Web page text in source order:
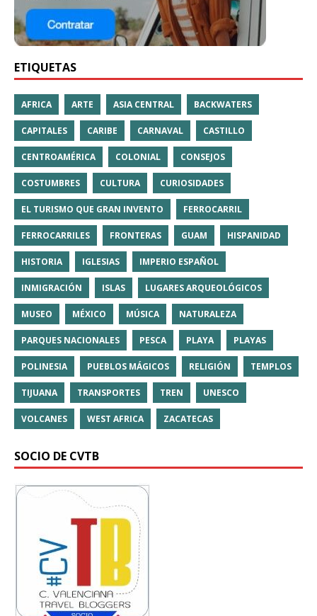
ETIQUETAS
AFRICA ARTE ASIA CENTRAL BACKWATERS
CAPITALES CARIBE CARNAVAL CASTILLO
CENTROAMÉRICA COLONIAL CONSEJOS
COSTUMBRES CULTURA CURIOSIDADES
EL TURISMO QUE GRAN INVENTO FERROCARRIL
FERROCARRILES FRONTERAS GUAM HISPANIDAD
HISTORIA IGLESIAS IMPERIO ESPAÑOL
INMIGRACIÓN ISLAS LUGARES ARQUEOLÓGICOS
MUSEO MÉXICO MÚSICA NATURALEZA
PARQUES NACIONALES PESCA PLAYA PLAYAS
POLINESIA PUEBLOS MÁGICOS RELIGIÓN TEMPLOS
TIJUANA TRANSPORTES TREN UNESCO
VOLCANES WEST AFRICA ZACATECAS
SOCIO DE CVTB